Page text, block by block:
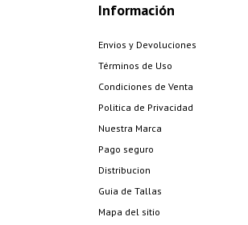
Información
Envios y Devoluciones
Términos de Uso
Condiciones de Venta
Politica de Privacidad
Nuestra Marca
Pago seguro
Distribucion
Guia de Tallas
Mapa del sitio